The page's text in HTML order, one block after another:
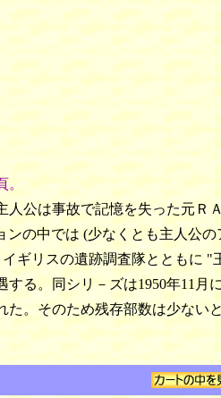
人公は事故で記憶を失った元Ｒ
の中では (少なくとも主人公の
ギリスの遺跡調査隊とともに "
る。同シリ－ズは1950年11月
。そのため残存部数は少ない